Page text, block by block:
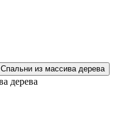
Спальни из массива дерева